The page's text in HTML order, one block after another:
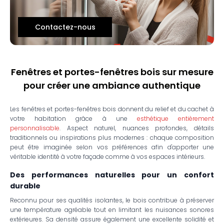
Contactez-nous
Fenêtres et portes-fenêtres bois sur mesure
pour créer une ambiance authentique
Les fenêtres et portes-fenêtres bois donnent du relief et du cachet à
votre habitation grâce à une esthétique entièrement
personnalisable. Aspect naturel, nuances profondes, détails
traditionnels ou inspirations plus modernes : chaque composition
peut être imaginée selon vos préférences afin d'apporter une
véritable identité à votre façade comme à vos espaces intérieurs.
Des performances naturelles pour un confort
durable
Reconnu pour ses qualités isolantes, le bois contribue à préserver
une température agréable tout en limitant les nuisances sonores
extérieures. Sa densité assure également une excellente solidité et